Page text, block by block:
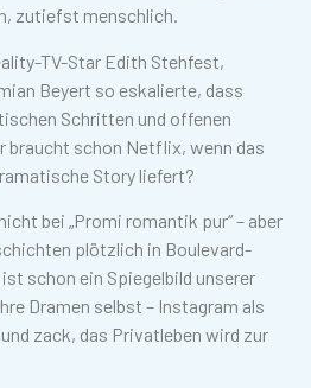
zutiefst menschlich.
TV-Star Edith Stehfest,
Beyert so eskalierte, dass
Schritten und offenen
braucht schon Netflix, wenn das
Story liefert?
bei „Promi romantik pur“ – aber
plötzlich in Boulevard-
schon ein Spiegelbild unserer
Dramen selbst – Instagram als
zack, das Privatleben wird zur